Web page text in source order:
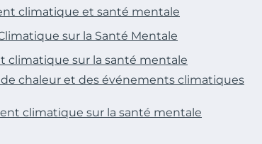
climatique et santé mentale
sur la Santé Mentale
climatique sur la santé mentale
chaleur et des événements climatiques
climatique sur la santé mentale